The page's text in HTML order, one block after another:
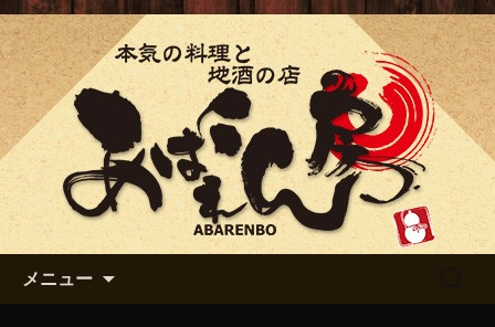
「あばれん房」からのお知ら
せ
「あばれん房」の最新情報
メニュー